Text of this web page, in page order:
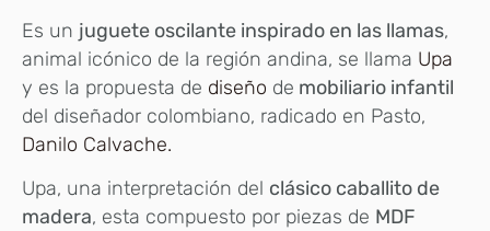
Es un juguete oscilante inspirado en las llamas,
animal icónico de la región andina, se llama Upa
y es la propuesta de diseño de mobiliario infantil
del diseñador colombiano, radicado en Pasto,
Danilo Calvache.
Upa, una interpretación del clásico caballito de
madera, esta compuesto por piezas de MDF